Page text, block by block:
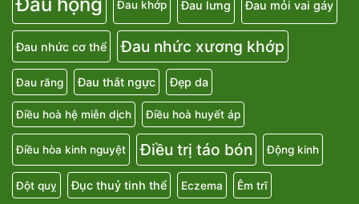
Đau khớp Đau lưng Đau mỏi vai gáy
Đau nhức cơ thể Đau nhức xương khớp
Đau răng Đau thắt ngực Đẹp da
Điều hoà hệ miễn dịch Điều hoà huyết áp
Điều hòa kinh nguyệt Điều trị táo bón Động kinh
Đột quỵ Đục thuỷ tinh thể Eczema Êm trĩ